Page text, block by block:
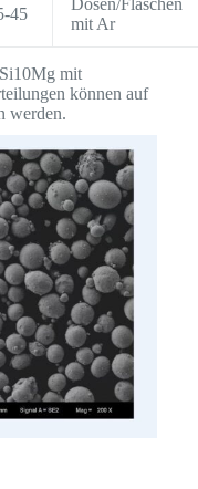
45
mit Ar
mit
können auf
werden.